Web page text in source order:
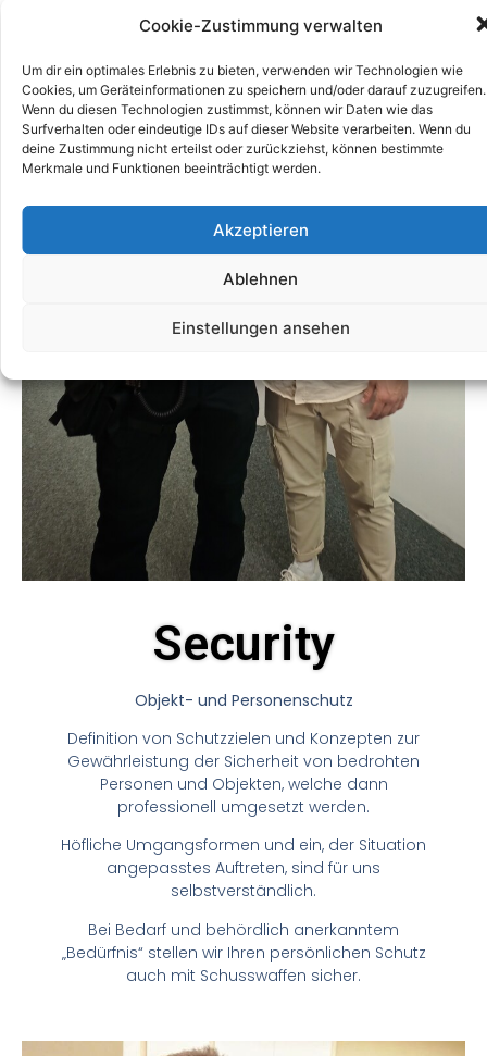
Cookie-Zustimmung verwalten
Um dir ein optimales Erlebnis zu bieten, verwenden wir Technologien wie
Cookies, um Geräteinformationen zu speichern und/oder darauf zuzugreifen.
Wenn du diesen Technologien zustimmst, können wir Daten wie das
Surfverhalten oder eindeutige IDs auf dieser Website verarbeiten. Wenn du
deine Zustimmung nicht erteilst oder zurückziehst, können bestimmte
Merkmale und Funktionen beeinträchtigt werden.
Akzeptieren
Ablehnen
Einstellungen ansehen
Security
Objekt- und Personenschutz
Definition von Schutzzielen und Konzepten zur
Gewährleistung der Sicherheit von bedrohten
Personen und Objekten, welche dann
professionell umgesetzt werden.
Höfliche Umgangsformen und ein, der Situation
angepasstes Auftreten, sind für uns
selbstverständlich.
Bei Bedarf und behördlich anerkanntem
„Bedürfnis“ stellen wir Ihren persönlichen Schutz
auch mit Schusswaffen sicher.